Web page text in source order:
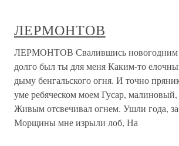
ЛЕРМОНТОВ
ЛЕРМОНТОВ Свалившись новогодним
долго был ты для меня Каким-то
дыму бенгальского огня. И точно
уме ребяческом моем Гусар,
Живым отсвечивал огнем. Ушли года,
Морщины мне изрыли лоб, На